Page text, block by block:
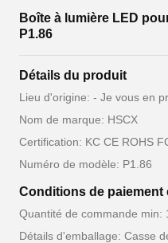
Boîte à lumière LED
P1.86
Détails du produit
Lieu d'origine: - Je vous en
Nom de marque: HSCX
Certification: KC CE ROHS
Numéro de modèle: P1.86
Conditions de paiement
Quantité de commande min:
Détails d'emballage: Casse